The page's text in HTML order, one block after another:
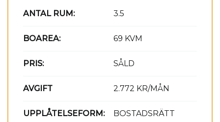
ANTAL RUM: 3.5
BOAREA: 69 KVM
PRIS: SÅLD
AVGIFT 2.772 KR/MÅN
UPPLÅTELSEFORM: BOSTADSRÄTT